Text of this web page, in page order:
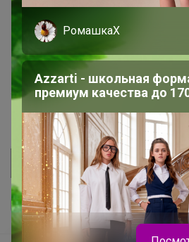
Начать зарабатывать с 24-ok
Picabox.ru - Лучшее место для
Розыгрыш - Генератор
Пульс нашего маркетплейса
Укорачиватель ссылок
РомашкаХ
Azzarti - школьная
премиум качества до